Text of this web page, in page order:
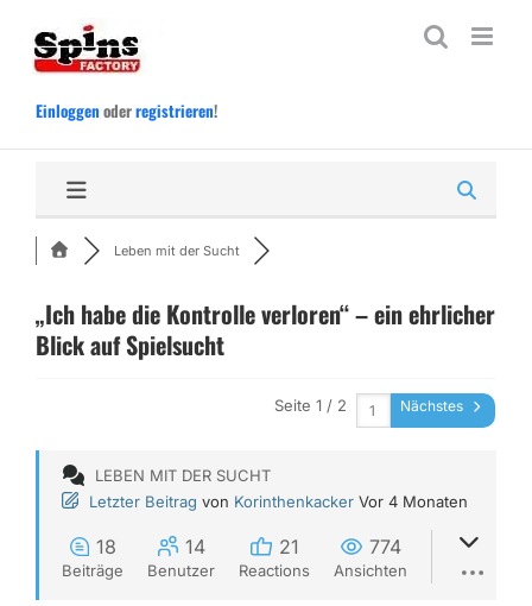
Inhalt
springen
Einloggenoderregistrieren!
Leben mit der Sucht
„Ich habe die Kontrolle verloren“ – ein ehrlicher
Blick auf Spielsucht
Seite 1 / 2 Nächstes
LEBEN MIT DER SUCHT
Letzter Beitrag von Korinthenkacker Vor 4 Monaten
18
Beiträge
14
Benutzer
21
Reactions
774
Ansichten